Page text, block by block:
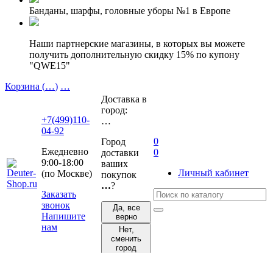
Банданы, шарфы, головные уборы №1 в Европе
Наши партнерские магазины, в которых вы можете
получить дополнительную скидку 15% по купону
"QWE15"
Корзина (…) …
+7(499)110-
04-92
Ежедневно
9:00-18:00
(по Москве)
Заказать
звонок
Напишите
нам
Доставка в
город:
…
Город
доставки
ваших
покупок
…?
Да, все
верно
Нет,
сменить
город
0
0
Личный кабинет